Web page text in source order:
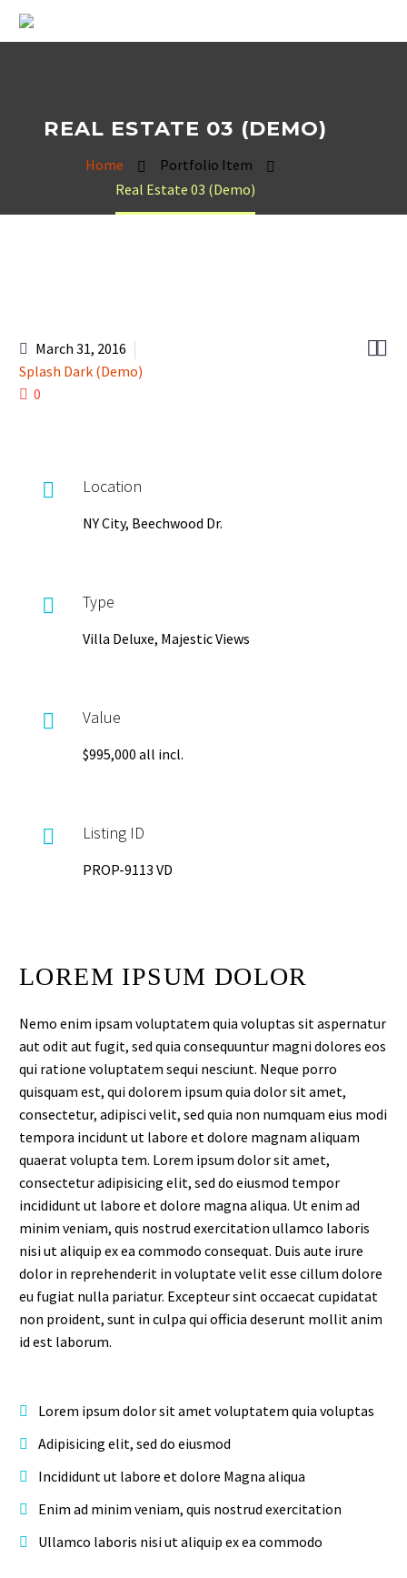
REAL ESTATE 03 (DEMO)
Home
Portfolio Item
Real Estate 03 (Demo)

March 31, 2016
Splash Dark (Demo)
0
 Location
NY City, Beechwood Dr.
 Type
Villa Deluxe, Majestic Views
 Value
$995,000 all incl.
 Listing ID
PROP-9113 VD
LOREM IPSUM DOLOR
Nemo enim ipsam voluptatem quia voluptas sit aspernatur
aut odit aut fugit, sed quia consequuntur magni dolores eos
qui ratione voluptatem sequi nesciunt. Neque porro
quisquam est, qui dolorem ipsum quia dolor sit amet,
consectetur, adipisci velit, sed quia non numquam eius modi
tempora incidunt ut labore et dolore magnam aliquam
quaerat volupta tem. Lorem ipsum dolor sit amet,
consectetur adipisicing elit, sed do eiusmod tempor
incididunt ut labore et dolore magna aliqua. Ut enim ad
minim veniam, quis nostrud exercitation ullamco laboris
nisi ut aliquip ex ea commodo consequat. Duis aute irure
dolor in reprehenderit in voluptate velit esse cillum dolore
eu fugiat nulla pariatur. Excepteur sint occaecat cupidatat
non proident, sunt in culpa qui officia deserunt mollit anim
id est laborum.
Lorem ipsum dolor sit amet voluptatem quia voluptas
Adipisicing elit, sed do eiusmod
Incididunt ut labore et dolore Magna aliqua
Enim ad minim veniam, quis nostrud exercitation
Ullamco laboris nisi ut aliquip ex ea commodo